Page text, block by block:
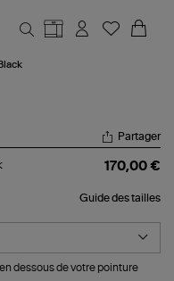
Partager
170,00 €
Guide des tailles
dessous de votre pointure